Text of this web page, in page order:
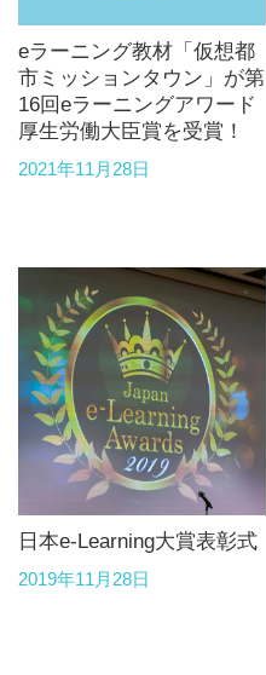
eラーニング教材「仮想都
市ミッションタウン」が第
16回eラーニングアワード
厚生労働大臣賞を受賞！
2021年11月28日
日本e-Learning大賞表彰式
2019年11月28日